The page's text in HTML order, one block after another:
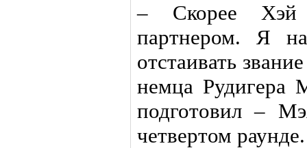
– Скорее Хэй
партнером. Я
отстаивать
немца Рудигера
подготовил –
четвертом раунде.